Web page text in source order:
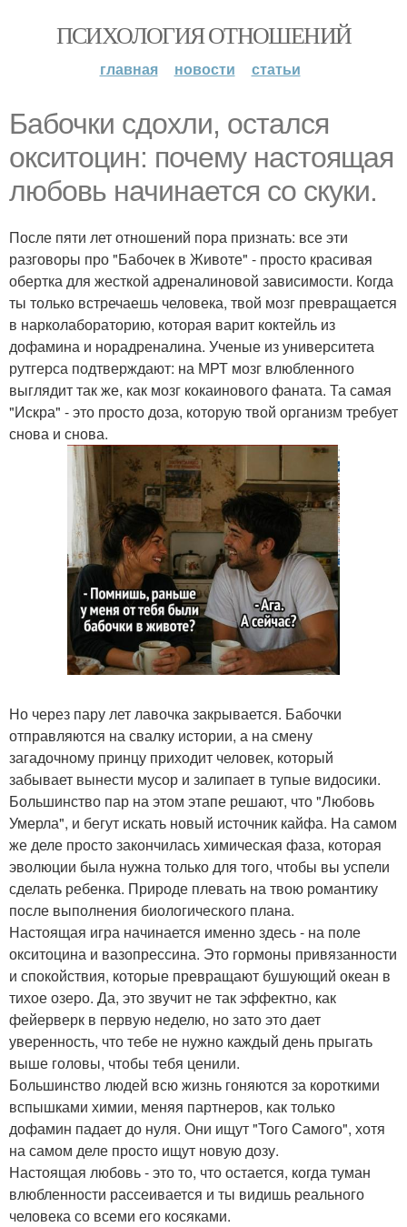
ПСИХОЛОГИЯ ОТНОШЕНИЙ
главная новости статьи
Бабочки сдохли, остался
окситоцин: почему настоящая
любовь начинается со скуки.
После пяти лет отношений пора признать: все эти
разговоры про "Бабочек в Животе" - просто красивая
обертка для жесткой адреналиновой зависимости. Когда
ты только встречаешь человека, твой мозг превращается
в нарколабораторию, которая варит коктейль из
дофамина и норадреналина. Ученые из университета
рутгерса подтверждают: на МРТ мозг влюбленного
выглядит так же, как мозг кокаинового фаната. Та самая
"Искра" - это просто доза, которую твой организм требует
снова и снова.
Но через пару лет лавочка закрывается. Бабочки
отправляются на свалку истории, а на смену
загадочному принцу приходит человек, который
забывает вынести мусор и залипает в тупые видосики.
Большинство пар на этом этапе решают, что "Любовь
Умерла", и бегут искать новый источник кайфа. На самом
же деле просто закончилась химическая фаза, которая
эволюции была нужна только для того, чтобы вы успели
сделать ребенка. Природе плевать на твою романтику
после выполнения биологического плана.
Настоящая игра начинается именно здесь - на поле
окситоцина и вазопрессина. Это гормоны привязанности
и спокойствия, которые превращают бушующий океан в
тихое озеро. Да, это звучит не так эффектно, как
фейерверк в первую неделю, но зато это дает
уверенность, что тебе не нужно каждый день прыгать
выше головы, чтобы тебя ценили.
Большинство людей всю жизнь гоняются за короткими
вспышками химии, меняя партнеров, как только
дофамин падает до нуля. Они ищут "Того Самого", хотя
на самом деле просто ищут новую дозу.
Настоящая любовь - это то, что остается, когда туман
влюбленности рассеивается и ты видишь реального
человека со всеми его косяками.